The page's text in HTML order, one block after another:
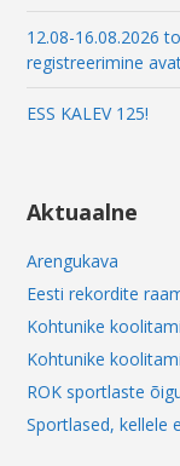
12.08-16.08.2026
registreerimine
ESS KALEV 125!
Aktuaalne
Arengukava
Eesti rekordite
Kohtunike
Kohtunike
ROK sportlaste
Sportlased, kellele